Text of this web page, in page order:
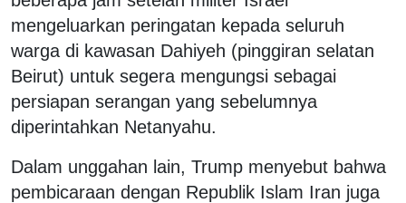
mengeluarkan peringatan kepada seluruh
warga di kawasan Dahiyeh (pinggiran selatan
Beirut) untuk segera mengungsi sebagai
persiapan serangan yang sebelumnya
diperintahkan Netanyahu.
Dalam unggahan lain, Trump menyebut bahwa
pembicaraan dengan Republik Islam Iran juga